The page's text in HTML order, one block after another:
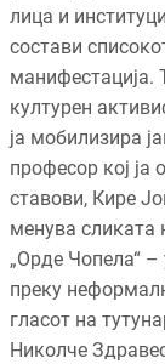
лица и
состави
културен
ја мобилизира
професор кој ја
ставови, Кире
менува сликата
„Орде Чопела“ –
преку
гласот на
Николче